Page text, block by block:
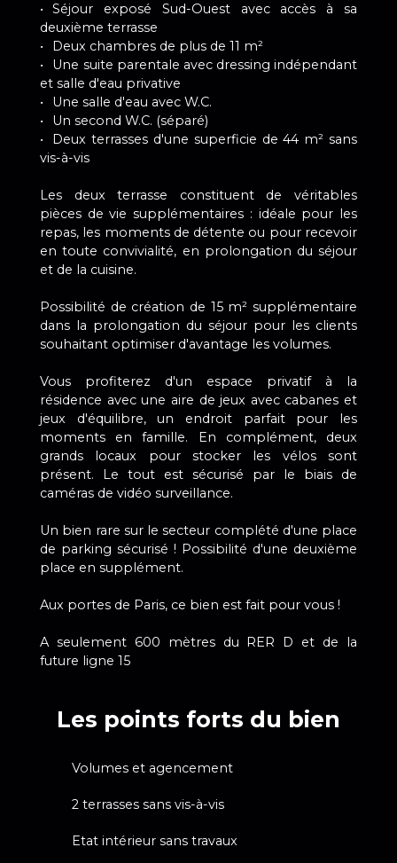
Séjour exposé Sud-Ouest avec accès à sa
deuxième terrasse
Deux chambres de plus de 11 m²
Une suite parentale avec dressing indépendant
et salle d'eau privative
Une salle d'eau avec W.C.
Un second W.C. (séparé)
Deux terrasses d'une superficie de 44 m² sans
vis-à-vis
Les deux terrasse constituent de véritables
pièces de vie supplémentaires : idéale pour les
repas, les moments de détente ou pour recevoir
en toute convivialité, en prolongation du séjour
et de la cuisine.
Possibilité de création de 15 m² supplémentaire
dans la prolongation du séjour pour les clients
souhaitant optimiser d'avantage les volumes.
Vous profiterez d'un espace privatif à la
résidence avec une aire de jeux avec cabanes et
jeux d'équilibre, un endroit parfait pour les
moments en famille. En complément, deux
grands locaux pour stocker les vélos sont
présent. Le tout est sécurisé par le biais de
caméras de vidéo surveillance.
Un bien rare sur le secteur complété d'une place
de parking sécurisé ! Possibilité d'une deuxième
place en supplément.
Aux portes de Paris, ce bien est fait pour vous !
A seulement 600 mètres du RER D et de la
future ligne 15
Les points forts du bien
Volumes et agencement
2 terrasses sans vis-à-vis
Etat intérieur sans travaux